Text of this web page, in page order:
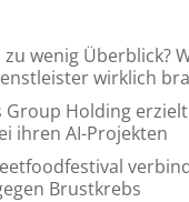
wenig Überblick?
wirklich
Group Holding
ihren AI-Projekten
Brustkrebs